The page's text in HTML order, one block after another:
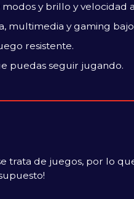
y brillo y velocidad
multimedia y gaming
resistente.
puedas seguir jugando.
trata de juegos, por lo